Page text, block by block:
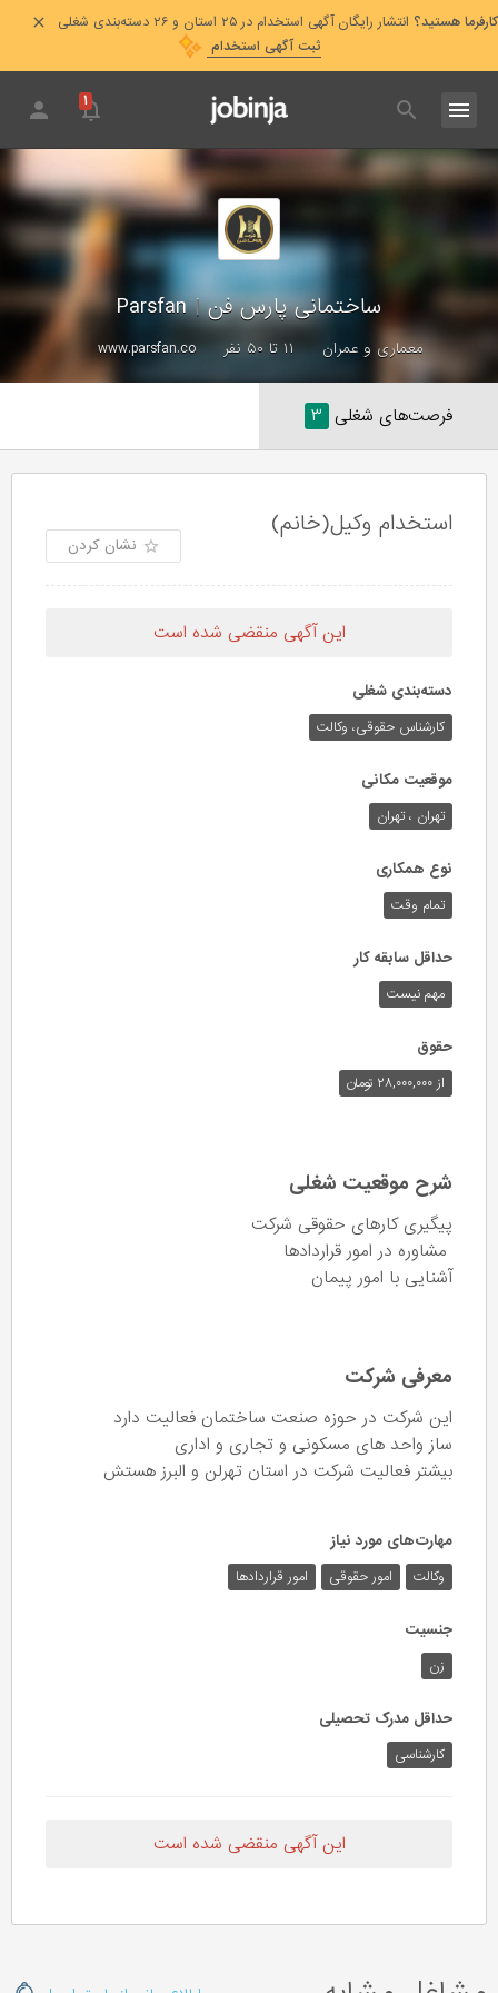
کارفرما هستید؟ انتشار رایگان آگهی استخدام در ۲۵ استان و ۲۶ دسته‌بندی شغلی
ثبت آگهی استخدام
۱
ساختمانی پارس فن|
Parsfan
معماری و عمران ۱۱ تا ۵۰ نفر www.parsfan.co
فرصت‌های شغلی ۳
استخدام وکیل(خانم)
نشان کردن
این آگهی منقضی شده است
دسته‌بندی شغلی
کارشناس حقوقی،‌ وکالت
موقعیت مکانی
تهران ، تهران
نوع همکاری
تمام وقت
حداقل سابقه کار
مهم نیست
حقوق
از ۲۸,۰۰۰,۰۰۰ تومان
شرح موقعیت شغلی
پیگیری کارهای حقوقی شرکت
مشاوره در امور قراردادها
آشنایی با امور پیمان
معرفی شرکت
این شرکت در حوزه صنعت ساختمان فعالیت دارد
ساز واحد های مسکونی و تجاری و اداری
بیشتر فعالیت شرکت در استان تهرلن و البرز هستش
مهارت‌های مورد نیاز
وکالت امور حقوقی امور قراردادها
جنسیت
زن
حداقل مدرک تحصیلی
کارشناسی
این آگهی منقضی شده است